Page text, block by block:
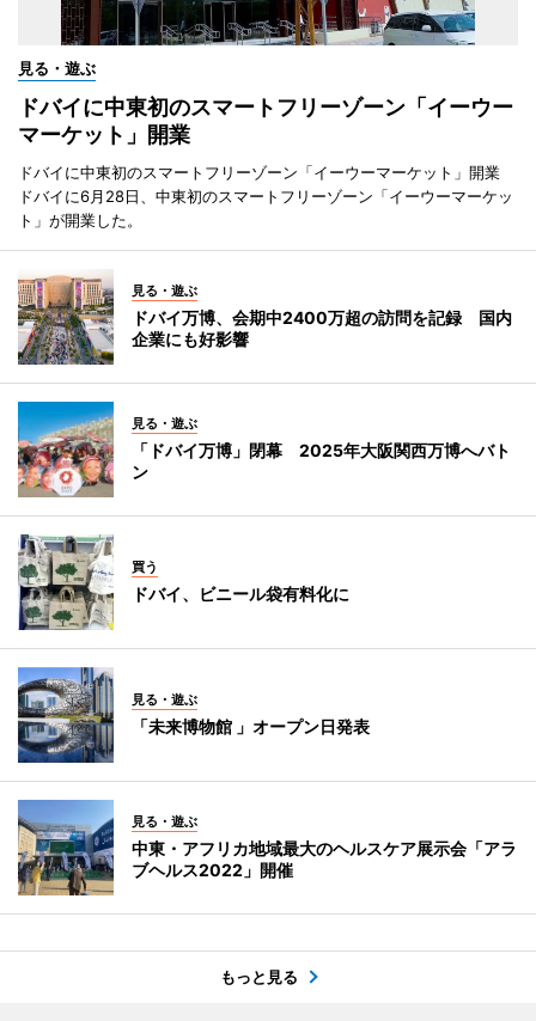
見る・遊ぶ
ドバイに中東初のスマートフリーゾーン「イーウー
マーケット」開業
ドバイに中東初のスマートフリーゾーン「イーウーマーケット」開業
ドバイに6月28日、中東初のスマートフリーゾーン「イーウーマーケッ
ト」が開業した。
見る・遊ぶ
ドバイ万博、会期中2400万超の訪問を記録 国内
企業にも好影響
見る・遊ぶ
「ドバイ万博」閉幕 2025年大阪関西万博へバト
ン
買う
ドバイ、ビニール袋有料化に
見る・遊ぶ
「未来博物館 」オープン日発表
見る・遊ぶ
中東・アフリカ地域最大のヘルスケア展示会「アラ
ブヘルス2022」開催
もっと見る